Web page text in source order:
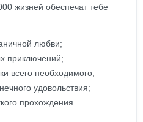
жизней обеспечат тебе
любви;
приключений;
всего необходимого;
удовольствия;
прохождения.